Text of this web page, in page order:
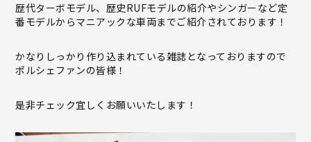
歴代ターボモデル、歴史RUFモデルの紹介やシンガーなど定
番モデルからマニアックな車両までご紹介されております！
かなりしっかり作り込まれている雑誌となっておりますので
ポルシェファンの皆様！
是非チェック宜しくお願いいたします！